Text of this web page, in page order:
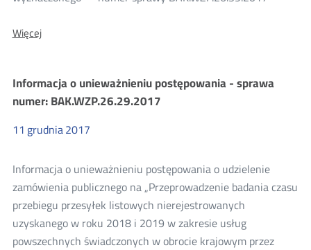
WięcejO:
-
sprawa
nr
Informacja o unieważnieniu postępowania - sprawa
numer: BAK.WZP.26.29.2017
11 grudnia2017
Informacja o unieważnieniu postępowania o udzielenie
zamówienia publicznego na „Przeprowadzenie badania czasu
przebiegu przesyłek listowych nierejestrowanych
uzyskanego w roku 2018 i 2019 w zakresie usług
powszechnych świadczonych w obrocie krajowym przez